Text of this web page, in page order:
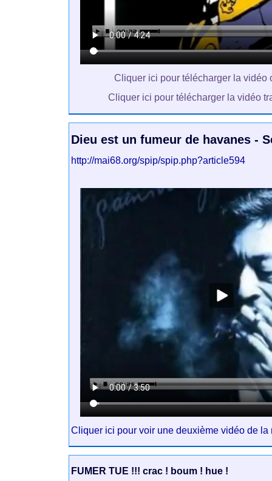
Cliquer ici pour télécharger la vidéo
Cliquer ici pour télécharger la vidéo
Dieu est un fumeur de havanes -
http://mai68.org/spip/spip.php?article594
Cliquer ici pour voir une deuxième vidéo de la
FUMER TUE !!! crac ! boum ! hue !